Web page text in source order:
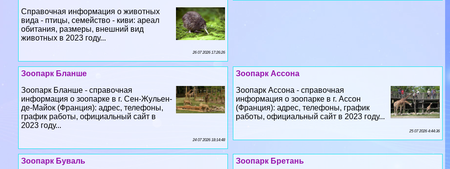
Справочная информация о животных
вида - птицы, семейство - киви: ареал
обитания, размеры, внешний вид
животных в 2023 году...
26 07 2026 17:26:26
Зоопарк Ассона
Зоопарк Ассона - справочная
информация о зоопарке в г. Ассон
(Франция): адрес, телефоны, график
работы, официальный сайт в 2023 году...
25 07 2026 4:44:36
Зоопарк Бланше
Зоопарк Бланше - справочная
информация о зоопарке в г. Сен-Жульен-
де-Майок (Франция): адрес, телефоны,
график работы, официальный сайт в
2023 году...
24 07 2026 18:14:48
Зоопарк Бретань
Зоопарк Буваль